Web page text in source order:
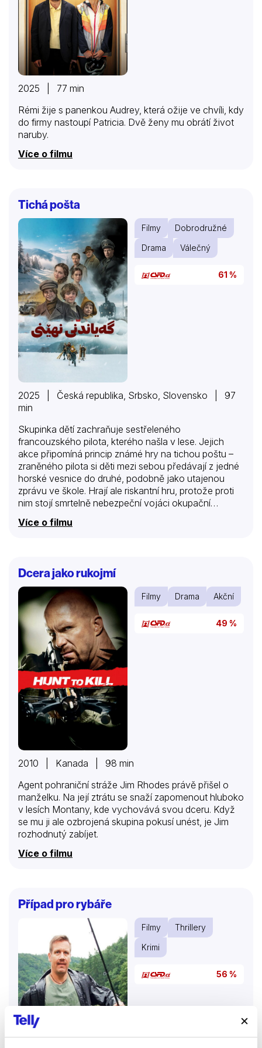
2025 | 77 min
Rémi žije s panenkou Audrey, která ožije ve chvíli, kdy
do firmy nastoupí Patricia. Dvě ženy mu obrátí život
naruby.
Více o filmu
Tichá pošta
Filmy
Dobrodružné
Drama
Válečný
61 %
2025 | Česká republika, Srbsko, Slovensko | 97
min
Skupinka dětí zachraňuje sestřeleného
francouzského pilota, kterého našla v lese. Jejich
akce připomíná princip známé hry na tichou poštu –
zraněného pilota si děti mezi sebou předávají z jedné
horské vesnice do druhé, podobně jako utajenou
zprávu ve škole. Hrají ale riskantní hru, protože proti
nim stojí smrtelně nebezpeční vojáci okupační
neposlední řadě přežít v krutých podmínkách zimy na
Více o filmu
Dcera jako rukojmí
Filmy Drama Akční
49 %
2010 | Kanada | 98 min
Agent pohraniční stráže Jim Rhodes právě přišel o
manželku. Na její ztrátu se snaží zapomenout hluboko
v lesích Montany, kde vychovává svou dceru. Když
se mu ji ale ozbrojená skupina pokusí unést, je Jim
rozhodnutý zabíjet.
Více o filmu
Případ pro rybáře
Filmy
Thrillery
Krimi
56 %